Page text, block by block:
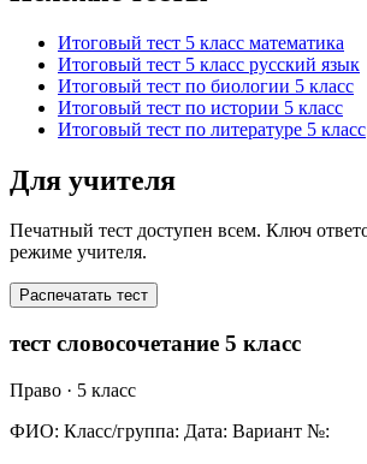
Итоговый тест 5 класс математика
Итоговый тест 5 класс русский язык
Итоговый тест по биологии 5 класс
Итоговый тест по истории 5 класс
Итоговый тест по литературе 5 класс
Для учителя
Печатный тест доступен всем. Ключ
режиме учителя.
Распечатать тест
тест словосочетание 5 класс
Право · 5 класс
ФИО: Класс/группа: Дата: Вариант №: